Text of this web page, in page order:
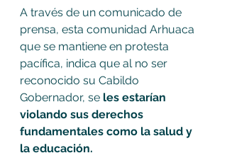
A través de un comunicado de
prensa, esta comunidad Arhuaca
que se mantiene en protesta
pacífica, indica que al no ser
reconocido su Cabildo
Gobernador, se les estarían
violando sus derechos
fundamentales como la salud y
la educación.